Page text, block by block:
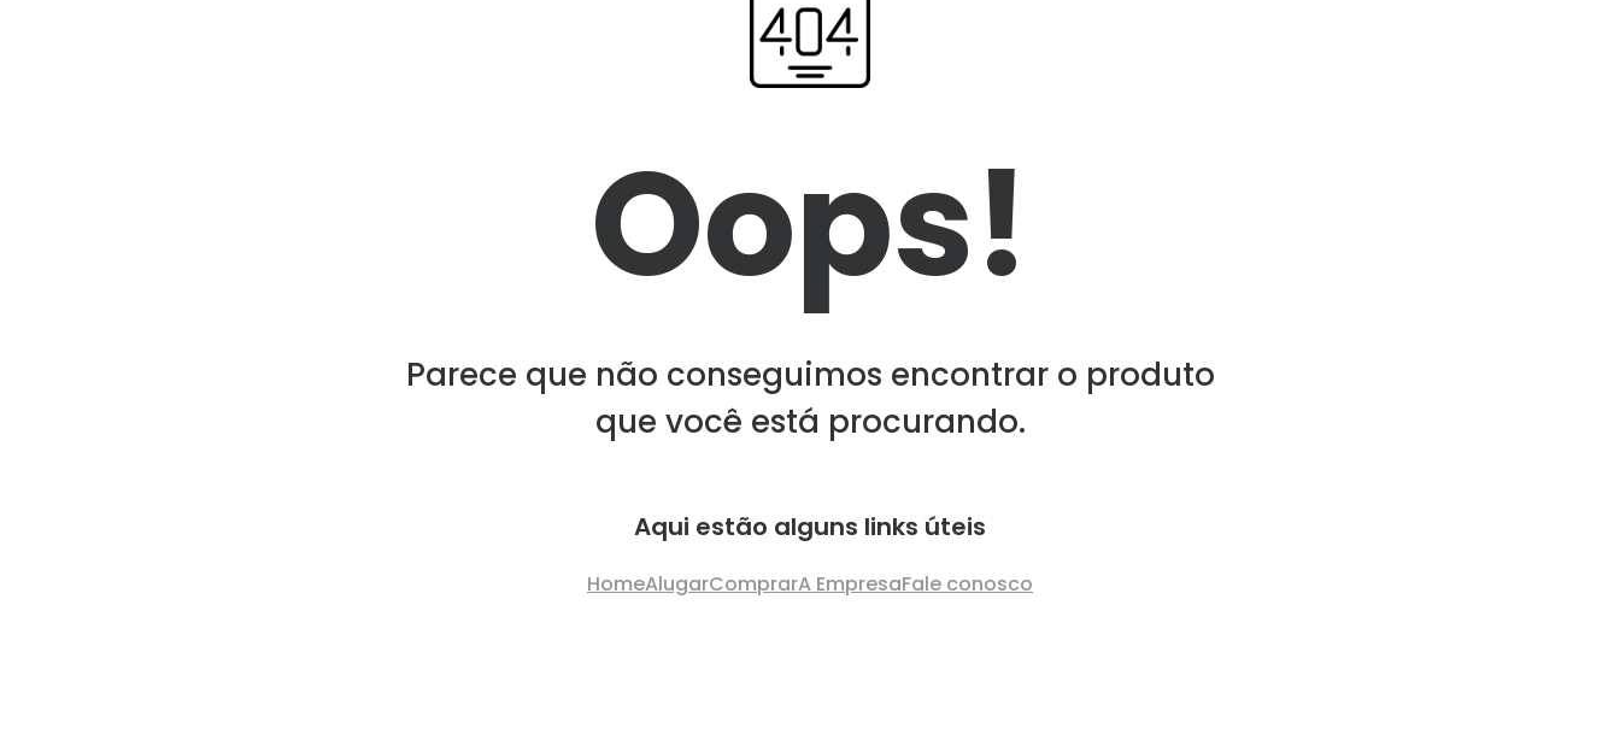
Oops!
Parece que não conseguimos encontrar o produto
que você está procurando.
Aqui estão alguns links úteis
HomeAlugarComprarA EmpresaFale conosco